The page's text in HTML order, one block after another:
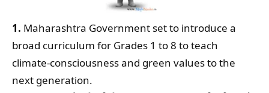
1. Maharashtra Government set to introduce a
broad curriculum for Grades 1 to 8 to teach
climate-consciousness and green values to the
next generation.